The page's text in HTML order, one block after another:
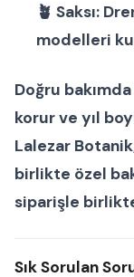
🪴 Saksı:
modelleri
Doğru bakımda
korur ve yıl
Lalezar
birlikte özel
siparişle
Sık Sorulan